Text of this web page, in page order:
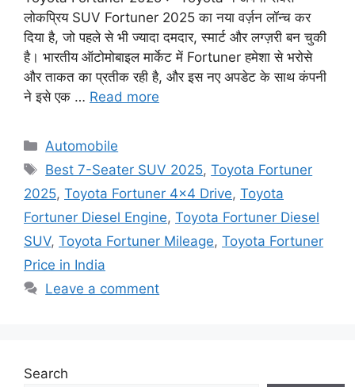
लोकप्रिय SUV Fortuner 2025 का नया वर्ज़न लॉन्च कर
दिया है, जो पहले से भी ज्यादा दमदार, स्मार्ट और लग्ज़री बन चुकी
है। भारतीय ऑटोमोबाइल मार्केट में Fortuner हमेशा से भरोसे
और ताकत का प्रतीक रही है, और इस नए अपडेट के साथ कंपनी
ने इसे एक … Read more
Categories
Automobile
Tags
Best 7-Seater SUV 2025,Toyota Fortuner
2025, Toyota Fortuner 4x4 Drive, Toyota
Fortuner Diesel Engine, Toyota Fortuner Diesel
SUV, Toyota Fortuner Mileage, Toyota Fortuner
Price in India
Leave a comment
Search